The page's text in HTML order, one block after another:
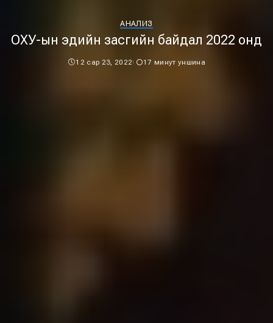
АНАЛИЗ
ОХУ-ын эдийн засгийн байдал 2022 онд
12 сар 23, 2022 17 минут уншина